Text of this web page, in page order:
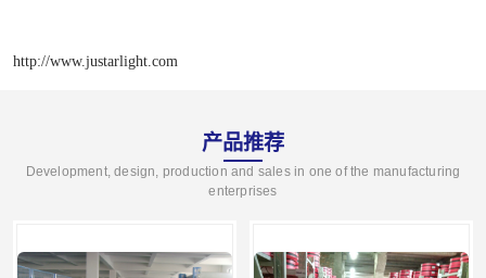
http://www.justarlight.com
产品推荐
Development, design, production and sales in one of the manufacturing
enterprises